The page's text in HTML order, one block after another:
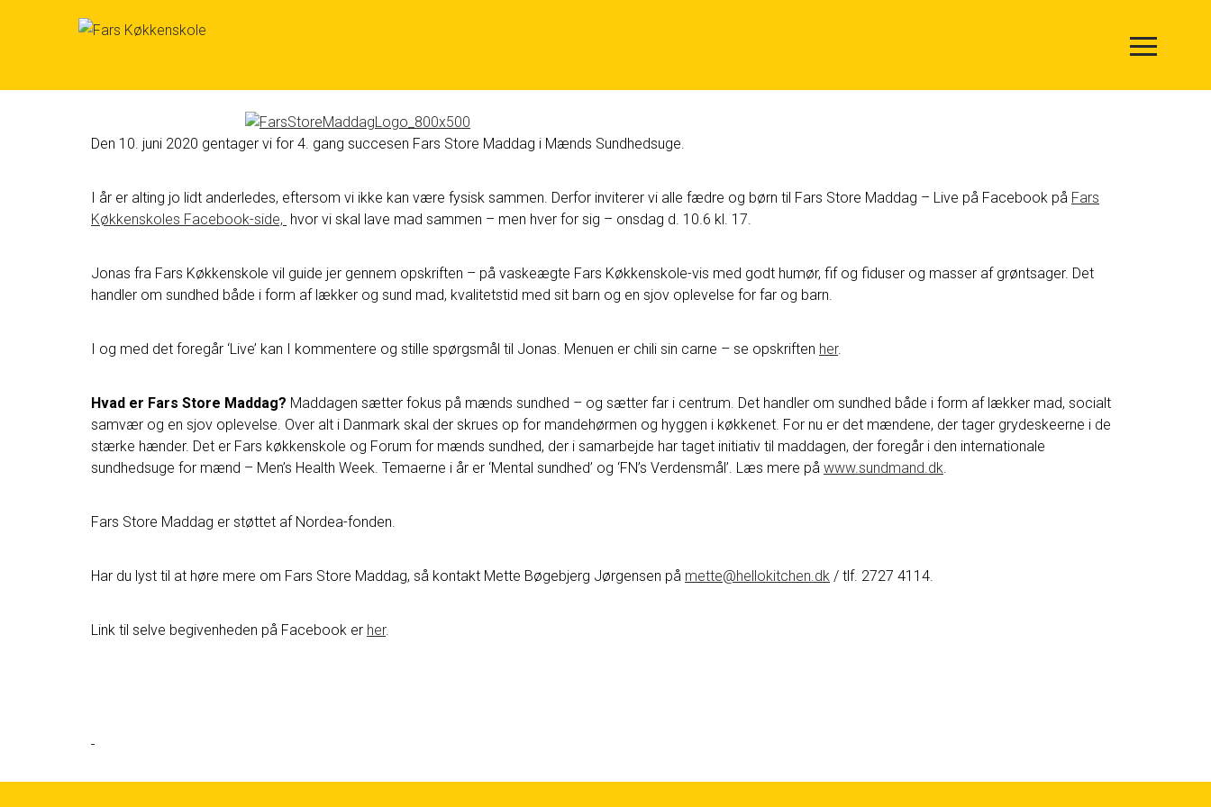
Den 10. juni 2020 gentager vi for 4. gang succesen Fars Store Maddag i Mænds Sundhedsuge.
I år er alting jo lidt anderledes, eftersom vi ikke kan være fysisk sammen. Derfor inviterer vi alle fædre og børn til Fars Store Maddag – Live på Facebook på Fars
Køkkenskoles Facebook-side, hvor vi skal lave mad sammen – men hver for sig – onsdag d. 10.6 kl. 17.
Jonas fra Fars Køkkenskole vil guide jer gennem opskriften – på vaskeægte Fars Køkkenskole-vis med godt humør, fif og fiduser og masser af grøntsager. Det
handler om sundhed både i form af lækker og sund mad, kvalitetstid med sit barn og en sjov oplevelse for far og barn.
I og med det foregår ‘Live’ kan I kommentere og stille spørgsmål til Jonas. Menuen er chili sin carne – se opskriften her.
Hvad er Fars Store Maddag? Maddagen sætter fokus på mænds sundhed – og sætter far i centrum. Det handler om sundhed både i form af lækker mad, socialt
samvær og en sjov oplevelse. Over alt i Danmark skal der skrues op for mandehørmen og hyggen i køkkenet. For nu er det mændene, der tager grydeskeerne i de
stærke hænder. Det er Fars køkkenskole og Forum for mænds sundhed, der i samarbejde har taget initiativ til maddagen, der foregår i den internationale
sundhedsuge for mænd – Men’s Health Week. Temaerne i år er ‘Mental sundhed’ og ‘FN’s Verdensmål’. Læs mere på www.sundmand.dk.
Fars Store Maddag er støttet af Nordea-fonden.
Har du lyst til at høre mere om Fars Store Maddag, så kontakt Mette Bøgebjerg Jørgensen på mette@hellokitchen.dk / tlf. 2727 4114.
Link til selve begivenheden på Facebook er her.